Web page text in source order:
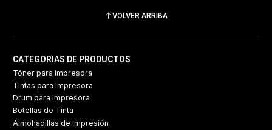
VOLVER ARRIBA
CATEGORIAS DE PRODUCTOS
Tóner para Impresora
Tintas para Impresora
Drum para Impresora
Botellas de Tinta
Almohadillas de impresión